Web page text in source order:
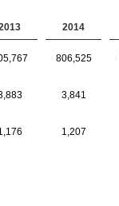
2014
806,525
3,841
1,207